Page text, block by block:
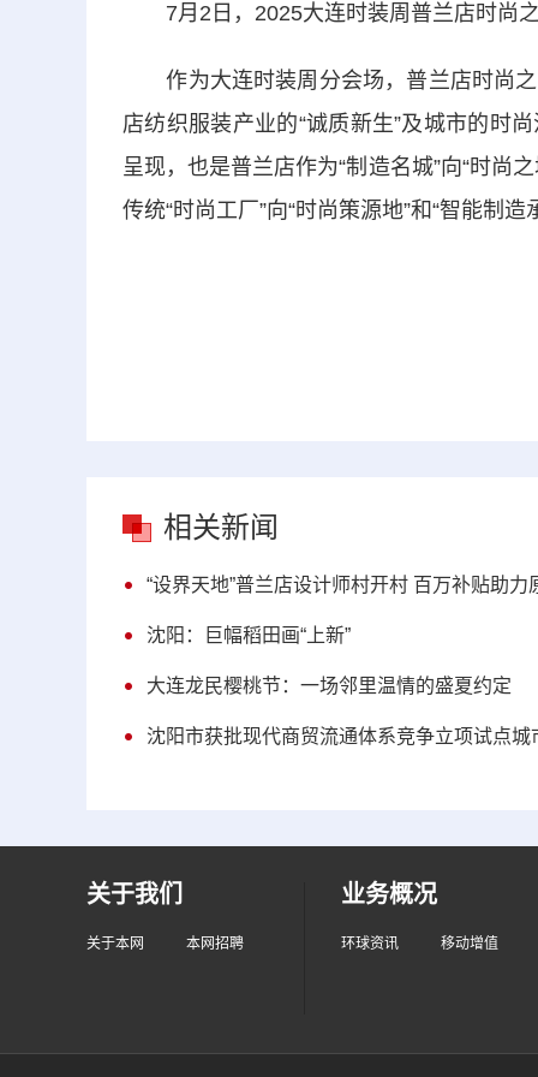
7月2日，2025大连时装周普兰店时尚
作为大连时装周分会场，普兰店时尚之
店纺织服装产业的“诚质新生”及城市的时
呈现，也是普兰店作为“制造名城”向“时尚
传统“时尚工厂”向“时尚策源地”和“智能制
相关新闻
“设界天地”普兰店设计师村开村 百万补贴助力
沈阳：巨幅稻田画“上新”
大连龙民樱桃节：一场邻里温情的盛夏约定​​
沈阳市获批现代商贸流通体系竞争立项试点城
关于我们
关于本网 本网招聘
业务概况
环球资讯 移动增值